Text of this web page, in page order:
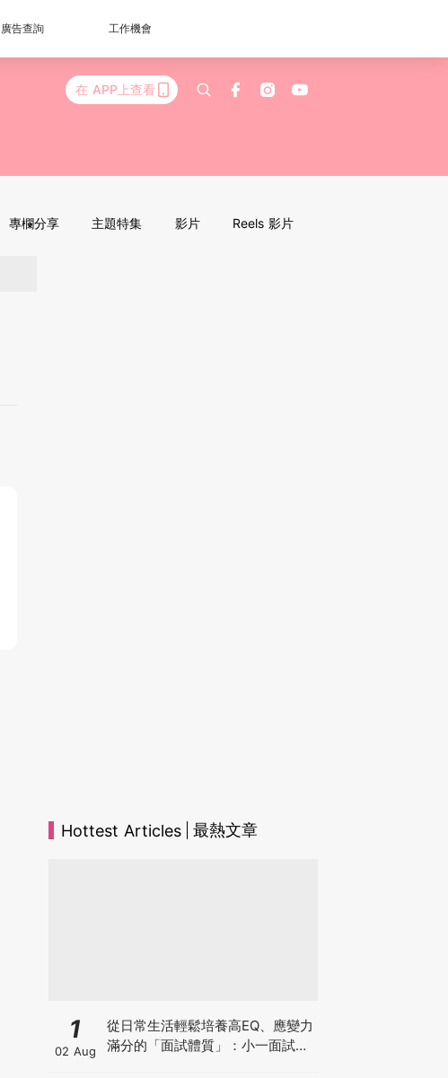
廣告查詢 工作機會
在 APP上查看
專欄分享 主題特集 影片 Reels 影片
Hottest Articles 最熱文章
1
02 Aug
從日常生活輕鬆培養高EQ、應變力
滿分的「面試體質」：小一面試最